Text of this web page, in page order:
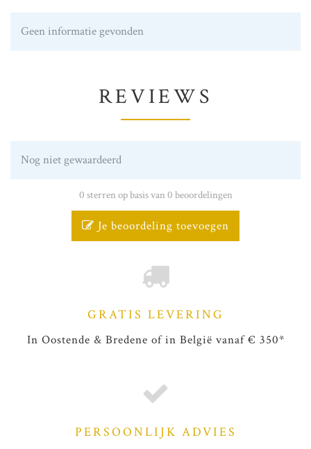
Geen informatie gevonden
REVIEWS
Nog niet gewaardeerd
0 sterren op basis van 0 beoordelingen
Je beoordeling toevoegen
GRATIS LEVERING
In Oostende & Bredene of in België vanaf € 350*
PERSOONLIJK ADVIES